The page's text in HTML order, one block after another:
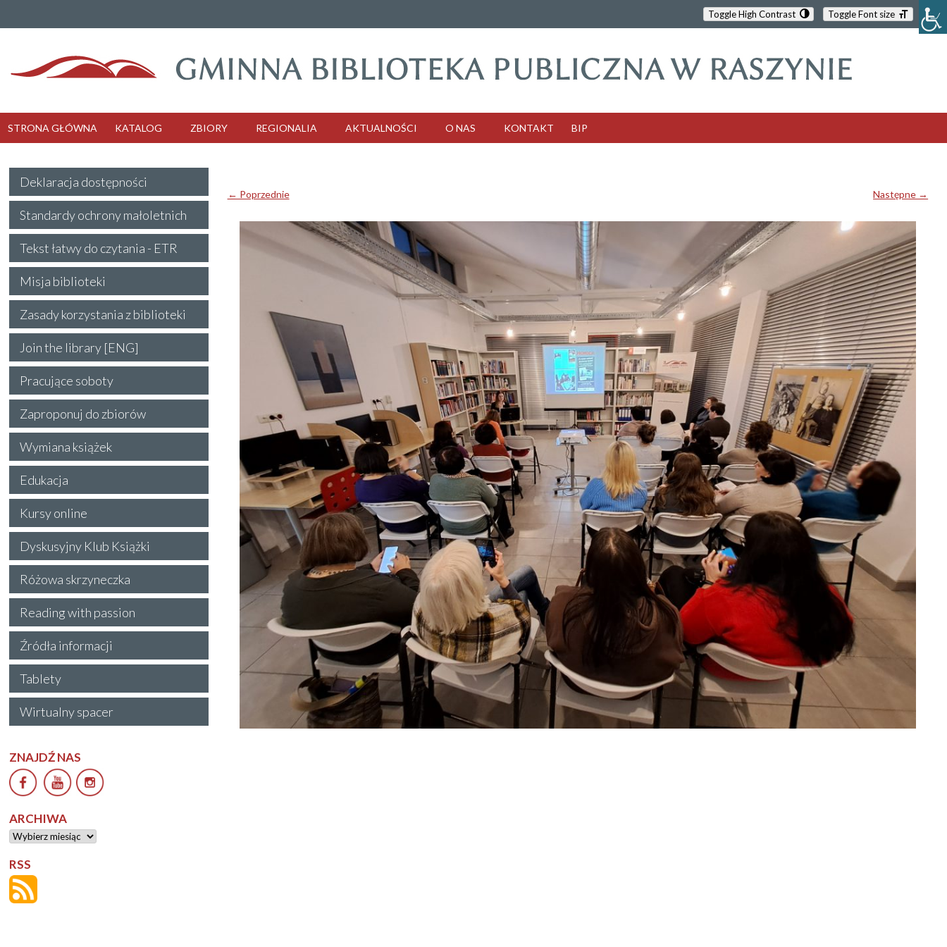
Toggle High Contrast Toggle Font size
STRONA GŁÓWNA KATALOG ZBIORY REGIONALIA AKTUALNOŚCI O NAS KONTAKT BIP
← Poprzednie Następne →
Deklaracja dostępności
Standardy ochrony małoletnich
Tekst łatwy do czytania - ETR
Misja biblioteki
Zasady korzystania z biblioteki
Join the library [ENG]
Pracujące soboty
Zaproponuj do zbiorów
Wymiana książek
Edukacja
Kursy online
Dyskusyjny Klub Książki
Różowa skrzyneczka
Reading with passion
Źródła informacji
Tablety
Wirtualny spacer
ZNAJDŹ NAS
ARCHIWA
Archiwa
RSS